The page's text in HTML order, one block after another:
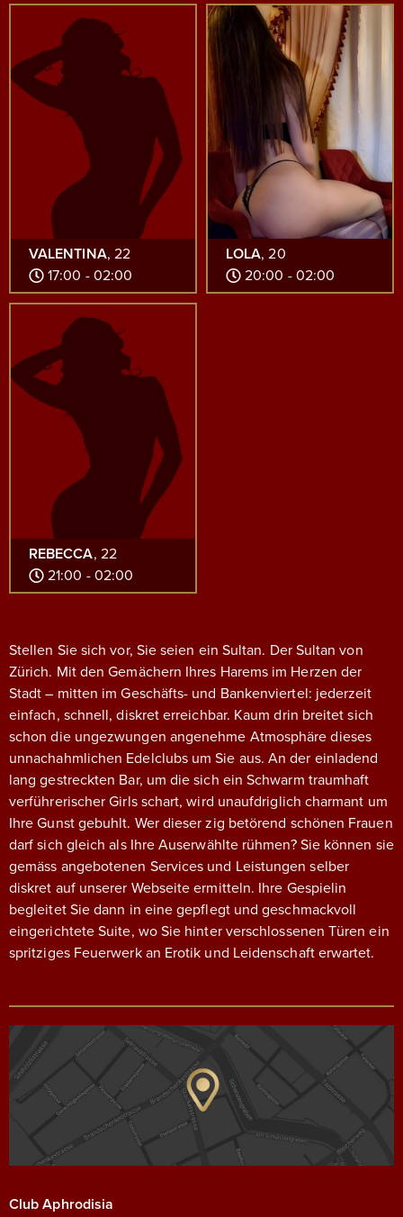
VALENTINA, 22
17:00 - 02:00
LOLA, 20
20:00 - 02:00
REBECCA, 22
21:00 - 02:00
Stellen Sie sich vor, Sie seien ein Sultan. Der Sultan von
Zürich. Mit den Gemächern Ihres Harems im Herzen der
Stadt – mitten im Geschäfts- und Bankenviertel: jederzeit
einfach, schnell, diskret erreichbar. Kaum drin breitet sich
schon die ungezwungen angenehme Atmosphäre dieses
unnachahmlichen Edelclubs um Sie aus. An der einladend
lang gestreckten Bar, um die sich ein Schwarm traumhaft
verführerischer Girls schart, wird unaufdriglich charmant um
Ihre Gunst gebuhlt. Wer dieser zig betörend schönen Frauen
darf sich gleich als Ihre Auserwählte rühmen? Sie können sie
gemäss angebotenen Services und Leistungen selber
diskret auf unserer Webseite ermitteln. Ihre Gespielin
begleitet Sie dann in eine gepflegt und geschmackvoll
eingerichtete Suite, wo Sie hinter verschlossenen Türen ein
spritziges Feuerwerk an Erotik und Leidenschaft erwartet.
Club Aphrodisia